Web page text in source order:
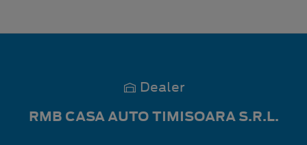
Dealer
RMB CASA AUTO TIMISOARA S.R.L.